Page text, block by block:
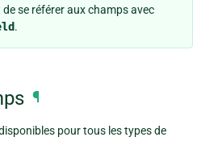
de se référer aux champs avec
.
¶
pour tous les types de